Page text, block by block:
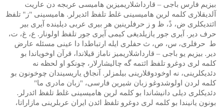
بیزیم فارس باجی – قارداشلاریمیزین هامیسی عربجه دن عاریت
آلدیقلاری کلمه لرین هامیسینی غلط تلفظ ائدیرلر. هامیسینی "ز" تلفظ
ائتدیکلری ض، ذً، ظ و ز حرفلرینین هر بیری عربی دیلینده آیری بیر
حرف دیر. آیری جور یازیلدیغی کیمی آیری جور تلفظ اولونار. ع، غ، ت،
ط حرفلری، س، ص، ث حفلری ایله ارتباطدا دا عینی مسئله عارض
دیر. بیزیم یو باجی – قارداشلاریمیز ناماز قیلاندا، قرآن اوخویاندا بو
کلمه لری دوغرو تلفظ ائتمه گه چالیشارلار، چونکو او لحظه نه
دئدیکلرینی، نه اوخودوقلارینی بیلمزلر. آنجاق یاریسیندان چوخونون بو
کلمه لردن اولوشدوغو زبان شیرین فارسی، "زبان مادری ما"
دئدیکلری دیلی دانیشاندا بو کلمه لرین هامیسینی غلط تلفظ ائدرلر.
بونون یانیندا بو کلمه لری دوغرو تلفظ ائدن ایران عربلرینی مازاراتا،